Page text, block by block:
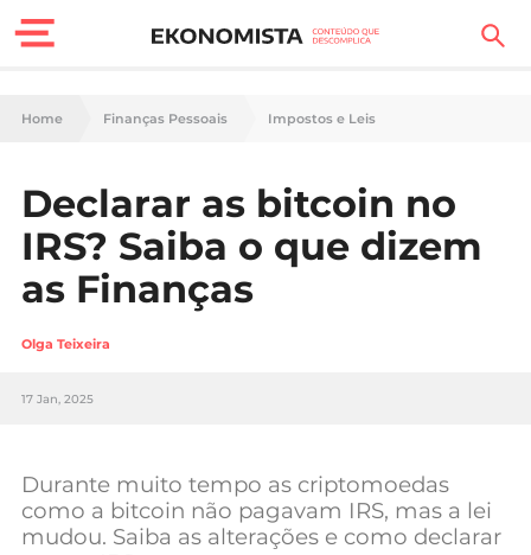
Finanças Pessoais
Carreira
Casa
Lifestyle
Sociedade
Negócios
Home Finanças Pessoais Impostos e Leis
Declarar as bitcoin no
IRS? Saiba o que dizem
as Finanças
Olga Teixeira
17 Jan, 2025
Durante muito tempo as criptomoedas
como a bitcoin não pagavam IRS, mas a lei
mudou. Saiba as alterações e como declarar